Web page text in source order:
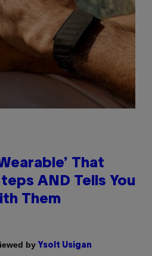
That
AND Tells You
Them
by Ysolt Usigan